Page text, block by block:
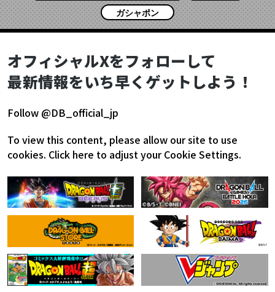
ガシャポン
オフィシャルXをフォローして
最新情報をいち早くゲットしよう！
Follow @DB_official_jp
To view this content, please allow our site to use
cookies. Click here to adjust your Cookie Settings.